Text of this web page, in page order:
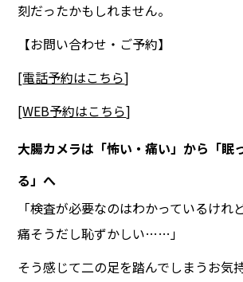
刻だったかもしれません。
【お問い合わせ・ご予約】
[電話予約はこちら]
[WEB予約はこちら]
大腸カメラは「怖い・痛い」から「眠
る」へ
「検査が必要なのはわかっているけれ
痛そうだし恥ずかしい……」
そう感じて二の足を踏んでしまうお気